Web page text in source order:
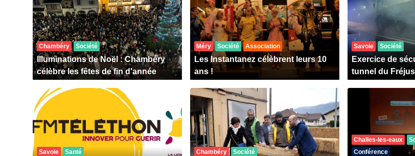
Chambéry Société
Illuminations de Noël : Chambéry
célèbre les fêtes de fin d'année
Méry Société Association
Les Instantanez célèbrent leurs 10
ans !
Savoie Société
Exercice de
tunnel du Fréjus
Savoie Santé Chambéry Société
Challes-les-eaux
Conférence